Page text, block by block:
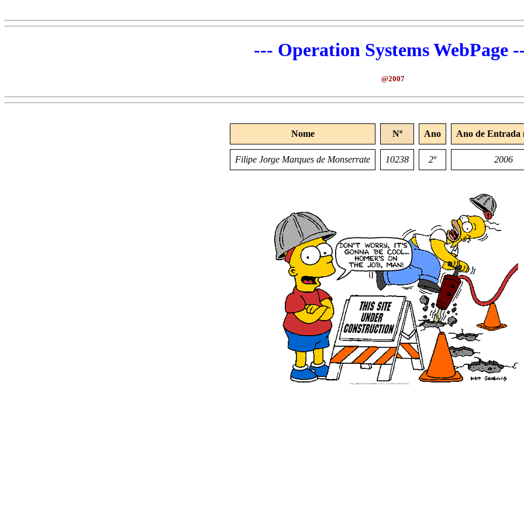
--- Operation Systems WebPage
@2007
Nome Nº Ano Ano de Entrada
Filipe Jorge Marques de Monserrate 10238 2º 2006